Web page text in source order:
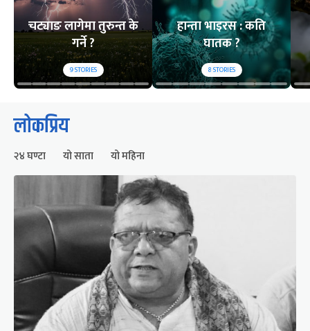
चट्याङ लागेमा तुरुन्त के
गर्ने ?
9STORIES
हान्ता भाइरस : कति
घातक ?
8STORIES
लोकप्रिय
२४ घण्टा यो साता यो महिना